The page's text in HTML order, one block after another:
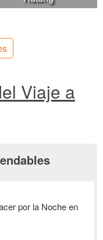
Viaje a
por la Noche en